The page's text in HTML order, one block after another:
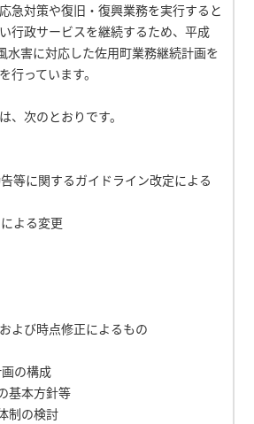
急対策や復旧・復興業務を実行すると
行政サービスを継続するため、平成
水害に対応した佐用町業務継続計画を
行っています。
、次のとおりです。
等に関するガイドライン改定による
よる変更
よび時点修正によるもの
の構成
本方針等
の検討